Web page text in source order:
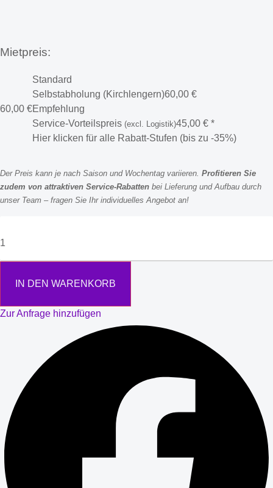
Mietpreis:
60,00 €
Standard
Selbstabholung (Kirchlengern)60,00 €
Empfehlung
Service-Vorteilspreis (excl. Logistik)45,00 € *
Hier klicken für alle Rabatt-Stufen (bis zu -35%)
Der Preis kann je nach Saison und Wochentag variieren. Profitieren Sie
zudem von attraktiven Service-Rabatten bei Lieferung und Aufbau durch
unser Team – fragen Sie Ihr individuelles Angebot an!
IN DEN WARENKORB
Zur Anfrage hinzufügen